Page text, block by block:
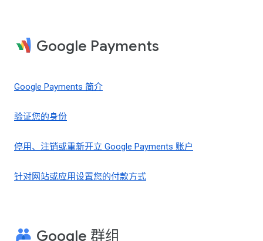
Google Payments
Google Payments 简介
验证您的身份
停用、注销或重新开立 Google Payments 账户
针对网站或应用设置您的付款方式
Google 群组